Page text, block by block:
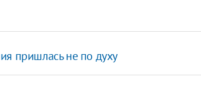
пришлась не по духу